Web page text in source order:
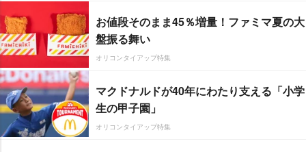
お値段そのまま45％増量！ファミマ夏の大
盤振る舞い
オリコンタイアップ特集
マクドナルドが40年にわたり支える「小学
生の甲子園」
オリコンタイアップ特集